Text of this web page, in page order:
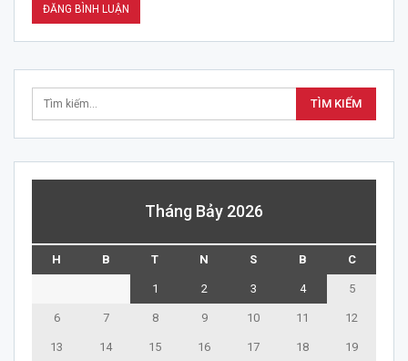
Tháng Bảy 2026
H B T N S B C
1 2 3 4 5
6 7 8 9 10 11 12
13 14 15 16 17 18 19